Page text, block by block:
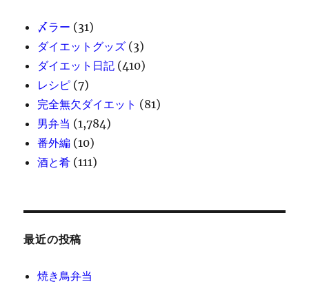
〆ラー (31)
ダイエットグッズ (3)
ダイエット日記 (410)
レシピ (7)
完全無欠ダイエット (81)
男弁当 (1,784)
番外編 (10)
酒と肴 (111)
最近の投稿
焼き鳥弁当